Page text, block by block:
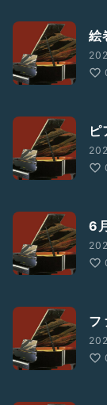
絵
ピ
6
フ